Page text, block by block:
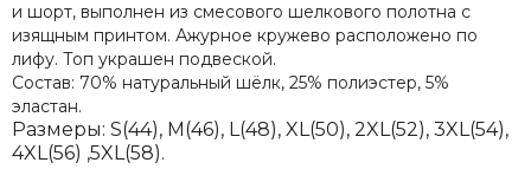
и шорт, выполнен из смесового шелкового полотна с
изящным принтом. Ажурное кружево расположено по
лифу. Топ украшен подвеской.
Состав: 70% натуральный шёлк, 25% полиэстер, 5%
эластан.
Размеры: S(44), M(46), L(48), XL(50), 2XL(52), 3XL(54),
4XL(56) ,5XL(58).